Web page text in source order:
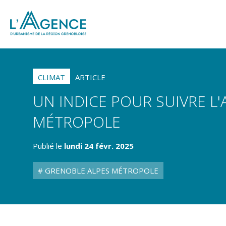
CLIMAT ARTICLE
UN INDICE POUR SUIVRE
MÉTROPOLE
Publié le lundi 24 févr. 2025
GRENOBLE ALPES MÉTROPOLE